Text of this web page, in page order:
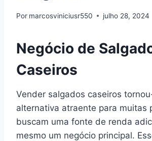
Por marcosviniciusr550 julho 28, 2024
Negócio de
Caseiros
Vender salgados caseiros
alternativa atraente para muitas
buscam uma fonte de renda
mesmo um negócio principal.